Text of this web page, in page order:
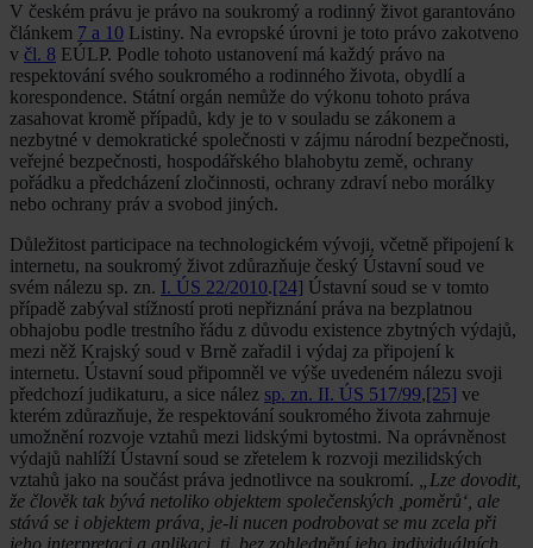
V českém právu je právo na soukromý a rodinný život garantováno
článkem 7 a 10 Listiny. Na evropské úrovni je toto právo zakotveno
v čl. 8 EÚLP. Podle tohoto ustanovení má každý právo na
respektování svého soukromého a rodinného života, obydlí a
korespondence. Státní orgán nemůže do výkonu tohoto práva
zasahovat kromě případů, kdy je to v souladu se zákonem a
nezbytné v demokratické společnosti v zájmu národní bezpečnosti,
veřejné bezpečnosti, hospodářského blahobytu země, ochrany
pořádku a předcházení zločinnosti, ochrany zdraví nebo morálky
nebo ochrany práv a svobod jiných.
Důležitost participace na technologickém vývoji, včetně připojení k
internetu, na soukromý život zdůrazňuje český Ústavní soud ve
svém nálezu sp. zn. I. ÚS 22/2010.[24] Ústavní soud se v tomto
případě zabýval stížností proti nepřiznání práva na bezplatnou
obhajobu podle trestního řádu z důvodu existence zbytných výdajů,
mezi něž Krajský soud v Brně zařadil i výdaj za připojení k
internetu. Ústavní soud připomněl ve výše uvedeném nálezu svoji
předchozí judikaturu, a sice nález sp. zn. II. ÚS 517/99,[25] ve
kterém zdůrazňuje, že respektování soukromého života zahrnuje
umožnění rozvoje vztahů mezi lidskými bytostmi. Na oprávněnost
výdajů nahlíží Ústavní soud se zřetelem k rozvoji mezilidských
vztahů jako na součást práva jednotlivce na soukromí.
„Lze dovodit,
že člověk tak bývá netoliko objektem společenských ,poměrů‘, ale
stává se i objektem práva, je-li nucen podrobovat se mu zcela při